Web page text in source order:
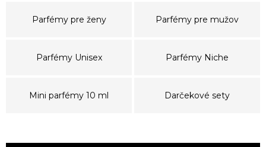
Parfémy pre ženy Parfémy pre mužov
Parfémy Unisex Parfémy Niche
Mini parfémy 10 ml Darčekové sety